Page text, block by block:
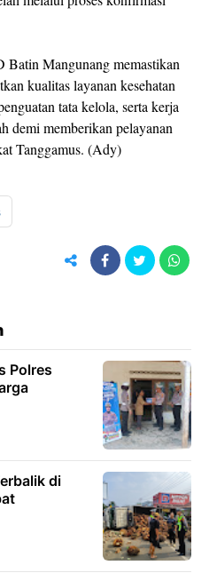
Mangunang memastikan
kualitas layanan kesehatan
tata kelola, serta kerja
demi memberikan pelayanan
Tanggamus. (Ady)
Polres
di